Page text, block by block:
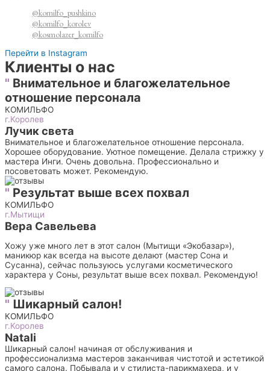
@komilfo_pushkino
@komilfo_korolev
@kosmolazer_komilfo
Перейти в Instagram
Клиенты о нас
" Внимательное и благожелательное
отношение персонала
КОМИЛЬФО
г.Королев
Лучик света
Внимательное и благожелательное отношение персонала.
Хорошее оборудование. Уютное помещение. Делала стрижку у
мастера Инги. Очень довольна. Профессионально и
посоветовать может. Рекомендую.
" Результат выше всех похвал
КОМИЛЬФО
г.Мытищи
Вера Савельева
Хожу уже много лет в этот салон (Мытищи «Экобазар»),
маникюр как всегда на высоте делают (мастер Сона и
Сусанна), сейчас пользуюсь услугами косметического
характера у Соны, результат выше всех похвал. Рекомендую!
" Шикарный салон!
КОМИЛЬФО
г.Королев
Natali
Шикарный салон! начиная от обслуживания и
профессионализма мастеров заканчивая чистотой и эстетикой
самого салона. Побывала и у стилиста-парикмахера, и у